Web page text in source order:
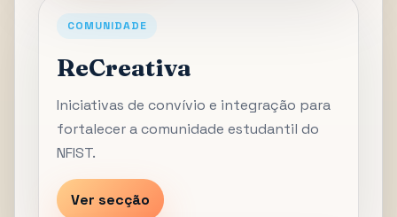
COMUNIDADE
ReCreativa
Iniciativas de convívio e integração para
fortalecer a comunidade estudantil do
NFIST.
Ver secção